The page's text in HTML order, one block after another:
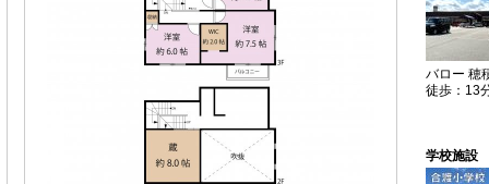
バロー 穂
徒歩：13
学校施設